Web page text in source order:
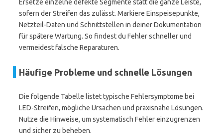
Ersetze einzelne defekte Segmente statt die ganze Leiste,
sofern der Streifen das zulässt. Markiere Einspeisepunkte,
Netzteil-Daten und Schnittstellen in deiner Dokumentation
für spätere Wartung. So findest du Fehler schneller und
vermeidest falsche Reparaturen.
Häufige Probleme und schnelle Lösungen
Die folgende Tabelle listet typische Fehlersymptome bei
LED-Streifen, mögliche Ursachen und praxisnahe Lösungen.
Nutze die Hinweise, um systematisch Fehler einzugrenzen
und sicher zu beheben.